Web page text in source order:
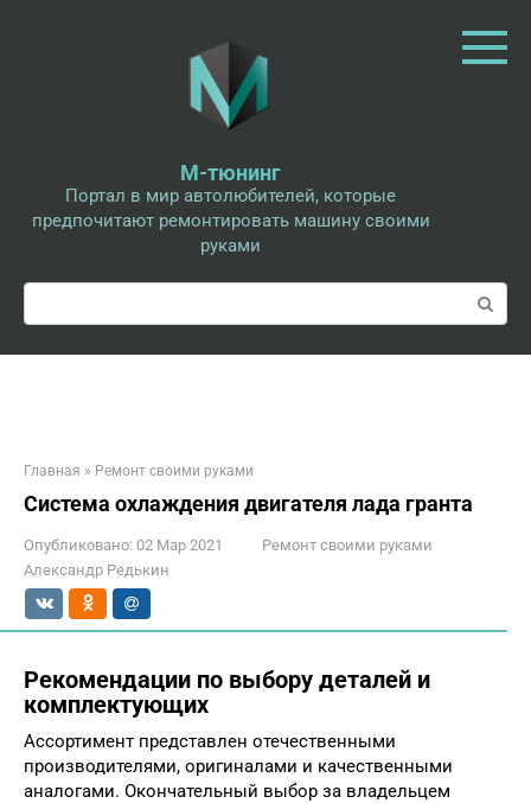
М-тюнинг
Портал в мир автолюбителей, которые
предпочитают ремонтировать машину своими
руками
Поиск:
Главная » Ремонт своими руками
Система охлаждения двигателя лада гранта
Опубликовано: 02 Мар 2021
Ремонт своими руками
Александр Редькин
Рекомендации по выбору деталей и
комплектующих
Ассортимент представлен отечественными
производителями, оригиналами и качественными
аналогами. Окончательный выбор за владельцем